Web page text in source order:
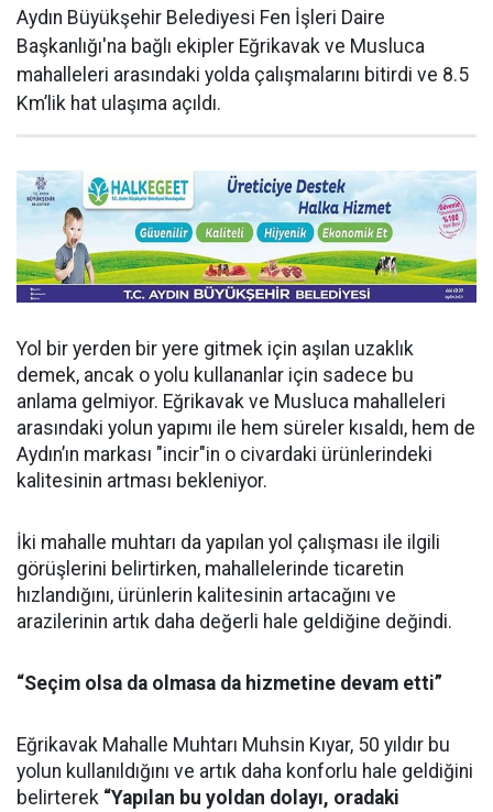
Aydın Büyükşehir Belediyesi Fen İşleri Daire
Başkanlığı'na bağlı ekipler Eğrikavak ve Musluca
mahalleleri arasındaki yolda çalışmalarını bitirdi ve 8.5
Km’lik hat ulaşıma açıldı.
Yol bir yerden bir yere gitmek için aşılan uzaklık
demek, ancak o yolu kullananlar için sadece bu
anlama gelmiyor. Eğrikavak ve Musluca mahalleleri
arasındaki yolun yapımı ile hem süreler kısaldı, hem de
Aydın’ın markası "incir"in o civardaki ürünlerindeki
kalitesinin artması bekleniyor.
İki mahalle muhtarı da yapılan yol çalışması ile ilgili
görüşlerini belirtirken, mahallelerinde ticaretin
hızlandığını, ürünlerin kalitesinin artacağını ve
arazilerinin artık daha değerli hale geldiğine değindi.
“Seçim olsa da olmasa da hizmetine devam etti”
Eğrikavak Mahalle Muhtarı Muhsin Kıyar, 50 yıldır bu
yolun kullanıldığını ve artık daha konforlu hale geldiğini
belirterek “Yapılan bu yoldan dolayı, oradaki